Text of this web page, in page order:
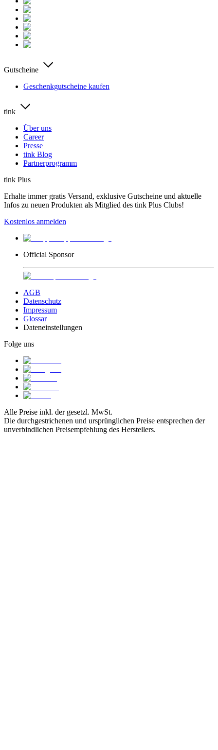
Gutscheine
Geschenkgutscheine kaufen
tink
Über uns
Career
Presse
tink Blog
Partnerprogramm
tink Plus
Erhalte immer gratis Versand, exklusive Gutscheine und aktuelle
Infos zu neuen Produkten als Mitglied des tink Plus Clubs!
Kostenlos anmelden
Official Sponsor
AGB
Datenschutz
Impressum
Glossar
Dateneinstellungen
Folge uns
Alle Preise inkl. der gesetzl. MwSt.
Die durchgestrichenen und ursprünglichen Preise entsprechen der
unverbindlichen Preisempfehlung des Herstellers.